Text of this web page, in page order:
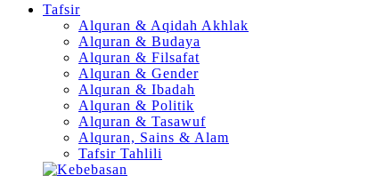
Tafsir
Alquran & Aqidah Akhlak
Alquran & Budaya
Alquran & Filsafat
Alquran & Gender
Alquran & Ibadah
Alquran & Politik
Alquran & Tasawuf
Alquran, Sains & Alam
Tafsir Tahlili